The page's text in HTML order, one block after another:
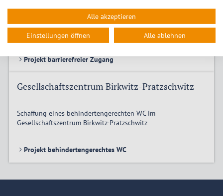
Schaffung eines barrierefreien Zuganges zum
Gesellschaftszentrum Birkwitz-Pratzschwitz
Projekt barrierefreier Zugang
Gesellschaftszentrum Birkwitz-Pratzschwitz
Schaffung eines behindertengerechten WC im
Gesellschaftszentrum Birkwitz-Pratzschwitz
Projekt behindertengerechtes WC
Alle akzeptieren
Einstellungen öffnen Alle ablehnen